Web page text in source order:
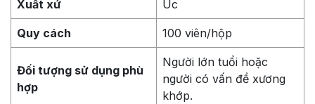
Xuất xứ Úc
Quy cách 100 viên/hộp
Đối tượng sử dụng phù
hợp
Người lớn tuổi hoặc
người có vấn đề xương
khớp.